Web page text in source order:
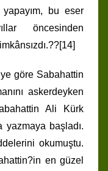
yapayım, bu eser
öncesinden
göre Sabahattin
askerdeyken
Ali Kürk
yazmaya başladı.
okumuştu.
en güzel